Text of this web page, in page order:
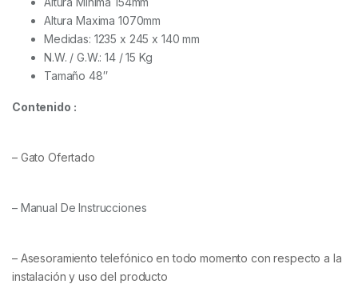
Altura Maxima 1070mm
Medidas: 1235 x 245 x 140 mm
N.W. / G.W.: 14 / 15 Kg
Tamaño 48″
Contenido :
– Gato Ofertado
– Manual De Instrucciones
– Asesoramiento telefónico en todo momento con respecto a la
instalación y uso del producto